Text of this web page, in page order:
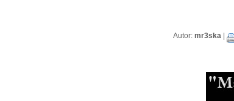
Autor: mr3ska